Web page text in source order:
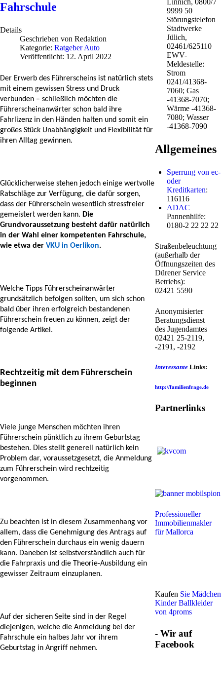
Fahrschule
Details
Geschrieben von Redaktion
Kategorie: Ratgeber Auto
Veröffentlicht: 12. April 2022
Der Erwerb des Führerscheins ist natürlich stets
mit einem gewissen Stress und Druck
verbunden – schließlich möchten die
Führerscheinanwärter schon bald ihre
Fahrlizenz in den Händen halten und somit ein
großes Stück Unabhängigkeit und Flexibilität für
ihren Alltag gewinnen.
Glücklicherweise stehen jedoch einige wertvolle
Ratschläge zur Verfügung, die dafür sorgen,
dass der Führerschein wesentlich stressfreier
gemeistert werden kann. Die
Grundvoraussetzung besteht dafür natürlich
in der Wahl einer kompetenten Fahrschule,
wie etwa der VKU in Oerlikon.
Welche Tipps Führerscheinanwärter
grundsätzlich befolgen sollten, um sich schon
bald über ihren erfolgreich bestandenen
Führerschein freuen zu können, zeigt der
folgende Artikel.
Rechtzeitig mit dem Führerschein
beginnen
Viele junge Menschen möchten ihren
Führerschein pünktlich zu ihrem Geburtstag
bestehen. Dies stellt generell natürlich kein
Problem dar, voraussetzgesetzt, die Anmeldung
zum Führerschein wird rechtzeitig
vorgenommen.
Zu beachten ist in diesem Zusammenhang vor
allem, dass die Genehmigung des Antrags auf
den Führerschein durchaus ein wenig dauern
kann. Daneben ist selbstverständlich auch für
die Fahrpraxis und die Theorie-Ausbildung ein
gewisser Zeitraum einzuplanen.
Auf der sicheren Seite sind in der Regel
diejenigen, welche die Anmeldung bei der
Fahrschule ein halbes Jahr vor ihrem
Geburtstag in Angriff nehmen.
Linnich, 0800/7
9999 50
Störungstelefon
Stadtwerke
Jülich,
02461/625110
EWV-
Meldestelle:
Strom
0241/41368-
7060; Gas
-41368-7070;
Wärme -41368-
7080; Wasser
-41368-7090
Allgemeines
Sperrung von ec-
oder
Kreditkarten:
116116
ADAC
Pannenhilfe:
0180-2 22 22 22
Straßenbeleuchtung
(außerhalb der
Öffnungszeiten des
Dürener Service
Betriebs):
02421 5590
Anonymisierter
Beratungsdienst
des Jugendamtes
02421 25-2119,
-2191, -2192
InteressanteLinks:
http://familienfrage.de
Partnerlinks
Professioneller
Immobilienmakler
für Mallorca
Kaufen Sie Mädchen
Kinder Ballkleider
von 4proms
- Wir auf
Facebook